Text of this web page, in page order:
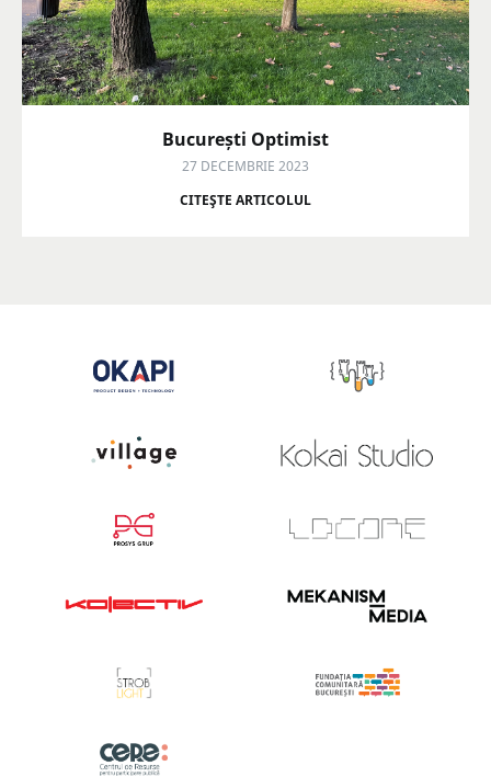
București Optimist
27 DECEMBRIE 2023
CITEŞTE ARTICOLUL